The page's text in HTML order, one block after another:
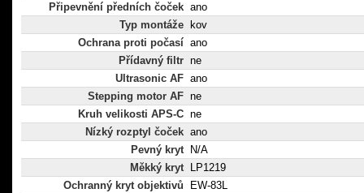
Připevnění předních čoček ano
Typ montáže
kov
Ochrana proti počasí ano
Přídavný filtr ne
Ultrasonic AF ano
Stepping motor AF ne
Kruh velikosti APS-C ne
Nízký rozptyl čoček ano
Pevný kryt
N/A
Měkký kryt
LP1219
Ochranný kryt objektivů
EW-83L